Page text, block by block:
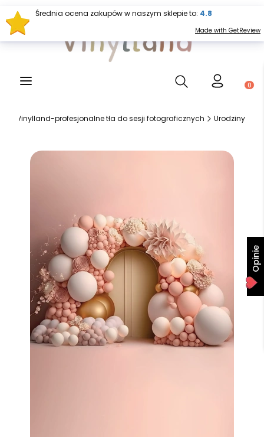
Otwórz
Vinylland-profesjonalne tła do sesji fotograficznych Urodziny
Opinie
Średnia ocena zakupów w naszym sklepie to: 4.8
Made with GetReview